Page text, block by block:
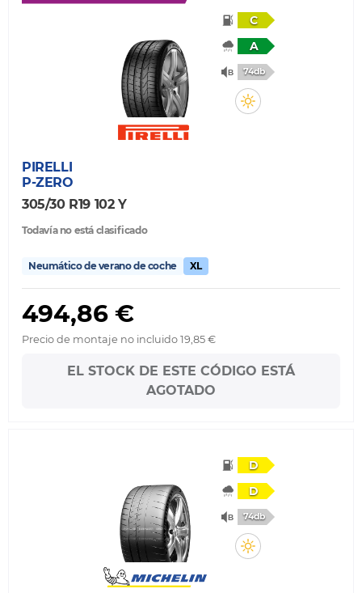
C
A
74db
PIRELLI
P-ZERO
305/30 R19 102 Y
Todavía no está clasificado
Neumático de verano de coche XL
494,86 €
Precio de montaje no incluido 19,85 €
EL STOCK DE ESTE CÓDIGO ESTÁ
AGOTADO
D
D
74db